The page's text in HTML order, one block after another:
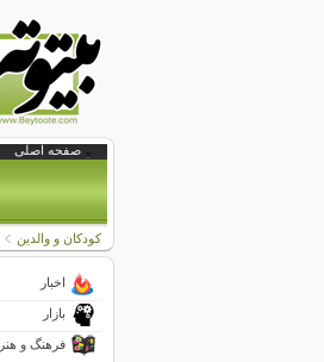
صفحه اصلی
کودکان و والدین
اخبار
بازار
فرهنگ و هنر